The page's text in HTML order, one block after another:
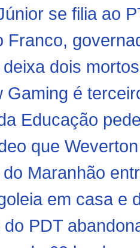
se filia ao
Franco,
dois
Gaming é
Educação
que
Maranhão
em casa e
do PDT